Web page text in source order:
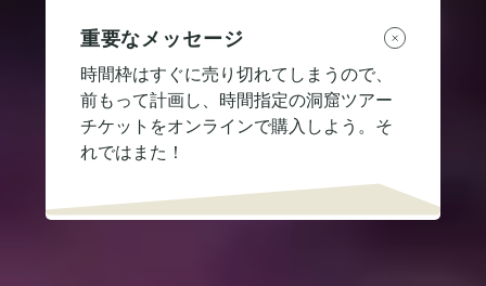
重要なメッセージ
時間枠はすぐに売り切れてしまうので、
前もって計画し、時間指定の洞窟ツアー
チケットをオンラインで購入しよう。そ
れではまた！